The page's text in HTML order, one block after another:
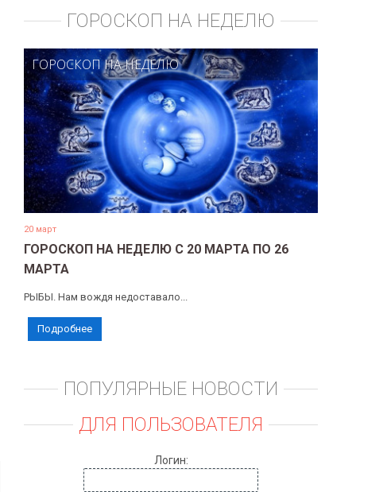
ГОРОСКОП НА НЕДЕЛЮ
ГОРОСКОП НА НЕДЕЛЮ
20 март
ГОРОСКОП НА НЕДЕЛЮ С 20 МАРТА ПО 26
МАРТА
РЫБЫ. Нам вождя недоставало...
Подробнее
ПОПУЛЯРНЫЕ НОВОСТИ
ДЛЯ ПОЛЬЗОВАТЕЛЯ
Логин: